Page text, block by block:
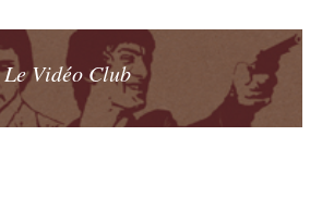
Le Vidéo Club